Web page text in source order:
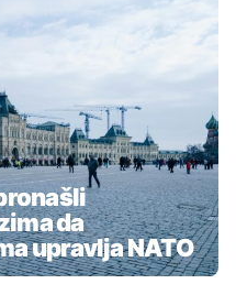
da
upravlja NATO